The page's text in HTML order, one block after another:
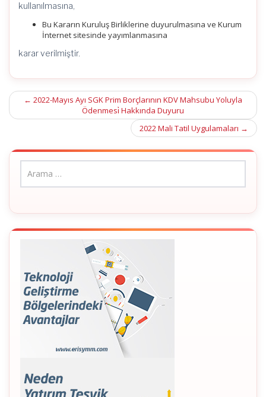
kullanılmasına,
Bu Kararın Kuruluş Birliklerine duyurulmasına ve Kurum
İnternet sitesinde yayımlanmasına
karar verilmiştir.
Post
navigation
← 2022-Mayıs Ayı SGK Prim Borçlarının KDV Mahsubu Yoluyla
Ödenmesi̇ Hakkında Duyuru
2022 Mali Tatil Uygulamaları →